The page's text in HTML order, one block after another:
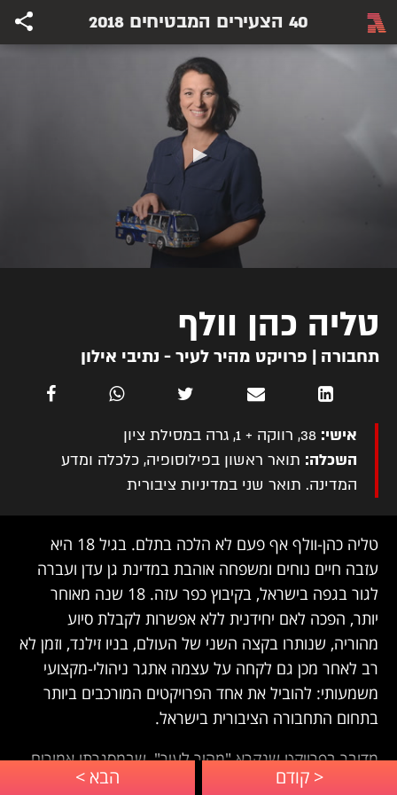
40 הצעירים המבטיחים 2018
טליה כהן וולף
תחבורה | פרויקט מהיר לעיר - נתיבי אילון
אישי:
השכלה: תואר ראשון בפילוסופיה, כלכלה ומדע
המדינה. תואר שני במדיניות ציבורית
טליה כהן-וולף אף פעם לא הלכה בתלם. בגיל 18 היא
עזבה חיים נוחים ומשפחה אוהבת במדינת גן עדן ועברה
לגור בגפה בישראל, בקיבוץ כפר עזה. 18 שנה מאוחר
יותר, הפכה לאם יחידנית ללא אפשרות לקבלת סיוע
מהוריה, שנותרו בקצה השני של העולם, בניו זילנד, וזמן לא
רב לאחר מכן גם לקחה על עצמה אתגר ניהולי-מקצועי
משמעותי: להוביל את אחד הפרויקטים המורכבים ביותר
בתחום התחבורה הציבורית בישראל.
מדובר בפרויקט שנקרא "מהיר לעיר", שבמסגרתו אמורים
להיבנות צירים מועדפים לתחבורה ציבורית ב-17 ערים